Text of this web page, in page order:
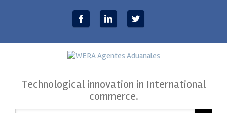
Technological innovation in International
commerce.